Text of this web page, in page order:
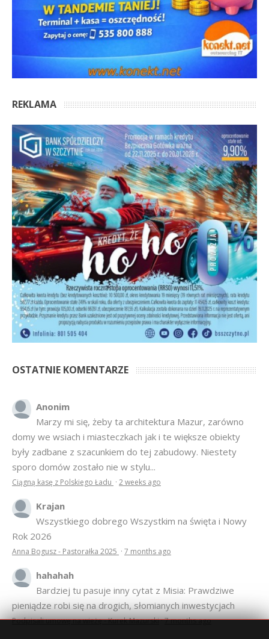
REKLAMA
OSTATNIE KOMENTARZE
Anonim
Marzy mi się, żeby ta architektura Mazur, zarówno
domy we wsiach i miasteczkach jak i te większe obiekty
były zadbane z szacunkiem do tej zabudowy. Niestety
sporo domów zostało nie w stylu...
Ciągną kasę z Polskiego Ładu · 2 weeks ago
Krajan
Wszystkiego dobrego Wszystkim na święta i Nowy
Rok 2026
Anna Bogusz - Pastorałka 2025 · 7 months ago
hahahah
Bardziej tu pasuje inny cytat z Misia: Prawdziwe
pieniądze robi się na drogich, słomianych inwestycjach
Podpisali umowę na wieżę - Kurek Mazurski·7 months ago